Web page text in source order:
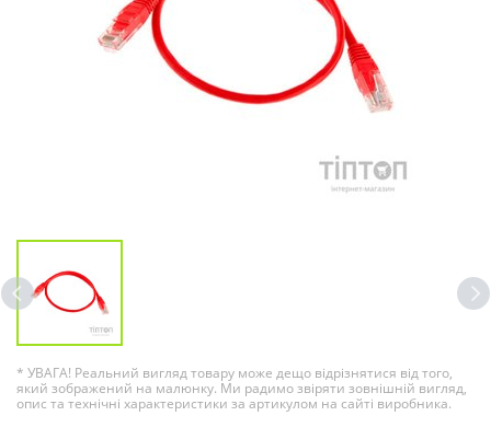
* УВАГА! Реальний вигляд товару може дещо відрізнятися від того,
який зображений на малюнку. Ми радимо звіряти зовнішній вигляд,
опис та технічні характеристики за артикулом на сайті виробника.